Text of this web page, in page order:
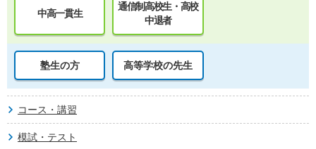
中高一貫生
通信制高校生・高校
中退者
塾生の方 高等学校の先生
コース・講習
模試・テスト